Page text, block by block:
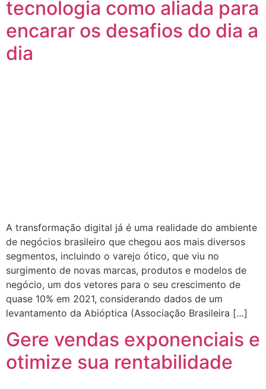
tecnologia como aliada para
encarar os desafios do dia a
dia
A transformação digital já é uma realidade do ambiente
de negócios brasileiro que chegou aos mais diversos
segmentos, incluindo o varejo ótico, que viu no
surgimento de novas marcas, produtos e modelos de
negócio, um dos vetores para o seu crescimento de
quase 10% em 2021, considerando dados de um
levantamento da Abióptica (Associação Brasileira […]
Gere vendas exponenciais e
otimize sua rentabilidade